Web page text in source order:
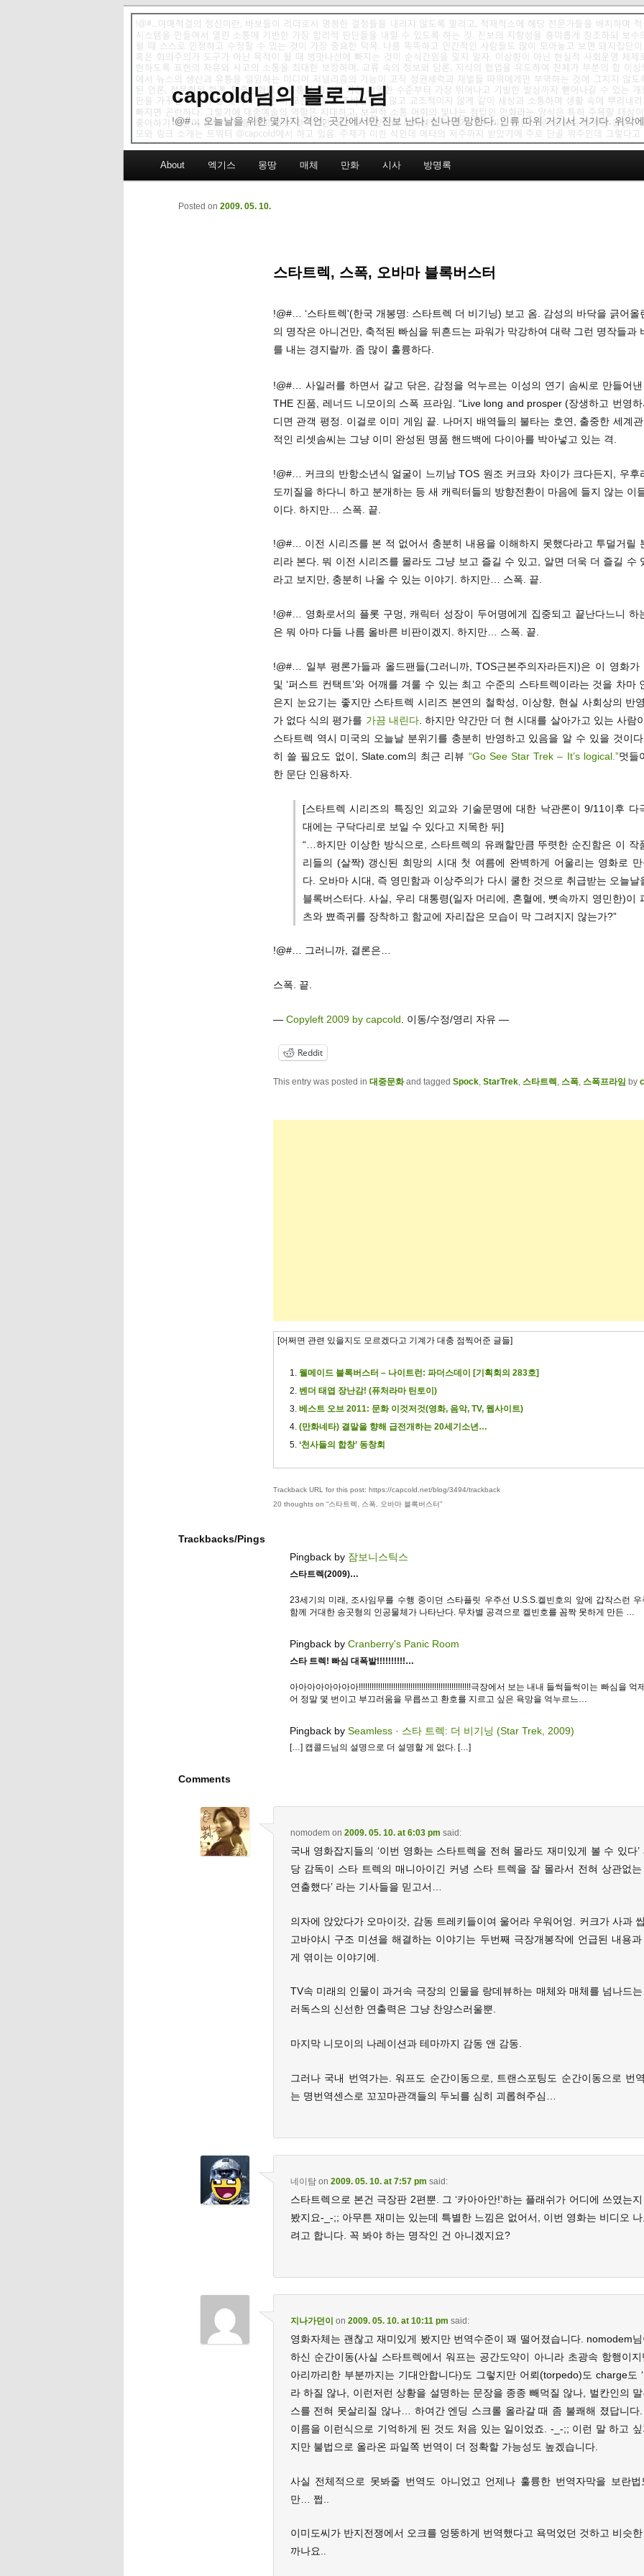
capcold님의 블로그님
!@#… 오늘날을 위한 몇가지 격언: 곳간에서만 진보 난다. 신나면 망한다. 인류 따위 거기서 거기다. 위악
Skip to primary content
Skip to secondary content
About 엑기스 몽땅 매체 만화 시사 방명록
스타트렉, 스폭, 오바마 블록버스터
Posted on 2009. 05. 10.
!@#… ‘스타트렉'(한국 개봉명: 스타트렉 더 비기닝) 보고 옴. 감성의 바닥을 긁어올
의 명작은 아니건만, 축적된 빠심을 뒤흔드는 파워가 막강하여 대략 그런 명작들과
를 내는 경지랄까. 좀 많이 훌륭하다.
!@#… 사일러를 하면서 갈고 닦은, 감정을 억누르는 이성의 연기 솜씨로 만들어낸
THE 진품, 레너드 니모이의 스폭 프라임. “Live long and prosper (장생하고 번영하
디면 관객 평정. 이걸로 이미 게임 끝. 나머지 배역들의 불타는 호연, 출중한 세계
적인 리셋솜씨는 그냥 이미 완성된 명품 핸드백에 다이아를 박아넣고 있는 격.
!@#… 커크의 반항소년식 얼굴이 느끼남 TOS 원조 커크와 차이가 크다든지, 우후
도끼질을 하다니 하고 분개하는 등 새 캐릭터들의 방향전환이 마음에 들지 않는 이
이다. 하지만… 스폭. 끝.
!@#… 이전 시리즈를 본 적 없어서 충분히 내용을 이해하지 못했다라고 투덜거릴
리라 본다. 뭐 이전 시리즈를 몰라도 그냥 보고 즐길 수 있고, 알면 더욱 더 즐길 수
라고 보지만, 충분히 나올 수 있는 이야기. 하지만… 스폭. 끝.
!@#… 영화로서의 플롯 구멍, 캐릭터 성장이 두어명에게 집중되고 끝난다느니 하
은 뭐 아마 다들 나름 올바른 비판이겠지. 하지만… 스폭. 끝.
!@#… 일부 평론가들과 올드팬들(그러니까, TOS근본주의자라든지)은 이 영화가
및 ‘퍼스트 컨택트’와 어깨를 겨룰 수 있는 최고 수준의 스타트렉이라는 것을 차마
은지 눈요기는 좋지만 스타트렉 시리즈 본연의 철학성, 이상향, 현실 사회상의 반
가 없다 식의 평가를 가끔 내린다. 하지만 약간만 더 현 시대를 살아가고 있는 사람
스타트렉 역시 미국의 오늘날 분위기를 충분히 반영하고 있음을 알 수 있을 것이
히 쓸 필요도 없이, Slate.com의 최근 리뷰 “Go See Star Trek – It’s logical.”멋들
한 문단 인용하자.
[스타트렉 시리즈의 특징인 외교와 기술문명에 대한 낙관론이 9/11이후 다
대에는 구닥다리로 보일 수 있다고 지목한 뒤]
“…하지만 이상한 방식으로, 스타트렉의 유쾌할만큼 뚜렷한 순진함은 이 작
리들의 (살짝) 갱신된 희망의 시대 첫 여름에 완벽하게 어울리는 영화로 만
다. 오바마 시대, 즉 영민함과 이상주의가 다시 쿨한 것으로 취급받는 오늘날
블록버스터다. 사실, 우리 대통령(일자 머리에, 혼혈에, 뼛속까지 영민한)이
츠와 뾰족귀를 장착하고 함교에 자리잡은 모습이 막 그려지지 않는가?”
!@#… 그러니까, 결론은…
스폭. 끝.
— Copyleft 2009 by capcold . 이동/수정/영리 자유 —
Reddit
This entry was posted in 대중문화and tagged Spock, StarTrek, 스타트렉 스폭, 스폭프라임 by
[어쩌면 관련 있을지도 모르겠다고 기계가 대충 점찍어준 글들]
웰메이드 블록버스터 – 나이트런: 파더스데이 [기획회의 283호]
벤더 태엽 장난감! (퓨처라마 틴토이)
베스트 오브 2011: 문화 이것저것(영화, 음악, TV, 웹사이트)
(만화네타) 결말을 향해 급전개하는 20세기소년…
‘천사들의 합창’ 동창회
Trackback URL for this post: https://capcold.net/blog/3494/trackback
20 thoughts on “스타트렉, 스폭, 오바마 블록버스터”
Trackbacks/Pings
Pingback by 잠보니스틱스
스타트렉(2009)…
23세기의 미래, 조사임무를 수행 중이던 스타플릿 우주선 U.S.S.켈빈호의 앞에 갑작스런 우
함께 거대한 송곳형의 인공물체가 나타난다. 무차별 공격으로 켈빈호를 꼼짝 못하게 만든 …
Pingback by Cranberry's Panic Room
스타 트렉! 빠심 대폭발!!!!!!!!!!…
아아아아아아아아!!!!!!!!!!!!!!!!!!!!!!!!!!!!!!!!!!!!!!!!!!!!!!!!!!!!극장에서 보는 내내 들썩들썩이는 빠심을 억
어 정말 몇 번이고 부끄러움을 무릅쓰고 환호를 지르고 싶은 욕망을 억누르느…
Pingback by Seamless · 스타 트렉: 더 비기닝 (Star Trek, 2009)
[…] 캡콜드님의 설명으로 더 설명할 게 없다. […]
Comments
nomodemon 2009. 05. 10. at 6:03 pm said:
국내 영화잡지들의 ‘이번 영화는 스타트렉을 전혀 몰라도 재미있게 볼 수 있다’
당 감독이 스타 트렉의 매니아이긴 커녕 스타 트렉을 잘 몰라서 전혀 상관없는
연출했다’ 라는 기사들을 믿고서…
의자에 앉았다가 오마이갓, 감동 트레키들이여 울어라 우워어엉. 커크가 사과
고바야시 구조 미션을 해결하는 이야기는 두번째 극장개봉작에 언급된 내용
게 엮이는 이야기에.
TV속 미래의 인물이 과거속 극장의 인물을 랑데뷰하는 매체와 매체를 넘나드는
러독스의 신선한 연출력은 그냥 찬양스러울뿐.
마지막 니모이의 나레이션과 테마까지 감동 앤 감동.
그러나 국내 번역가는. 워프도 순간이동으로, 트랜스포팅도 순간이동으로 번
는 명번역센스로 꼬꼬마관객들의 두뇌를 심히 괴롭혀주심…
네이탐on 2009. 05. 10. at 7:57 pm said:
스타트렉으로 본건 극장판 2편뿐. 그 ‘카아아안!’하는 플래쉬가 어디에 쓰였는
봤지요-_-;; 아무튼 재미는 있는데 특별한 느낌은 없어서, 이번 영화는 비디오 나
려고 합니다. 꼭 봐야 하는 명작인 건 아니겠지요?
지나가던이 on 2009. 05. 10. at 10:11 pm said:
영화자체는 괜찮고 재미있게 봤지만 번역수준이 꽤 떨어졌습니다. nomodem
하신 순간이동(사실 스타트렉에서 워프는 공간도약이 아니라 초광속 항행이지
아리까리한 부분까지는 기대안합니다)도 그렇지만 어뢰(torpedo)도 charge도 ‘
라 하질 않나, 이런저런 상황을 설명하는 문장을 종종 빼먹질 않나, 벌칸인의
스를 전혀 못살리질 않나… 하여간 엔딩 스크롤 올라갈 때 좀 불쾌해 졌답니다
이름을 이런식으로 기억하게 된 것도 처음 있는 일이었죠. -_-;; 이런 말 하고
지만 불법으로 올라온 파일쪽 번역이 더 정확할 가능성도 높겠습니다.
사실 전체적으로 못봐줄 번역도 아니었고 언제나 훌륭한 번역자막을 보란법
만… 쩝..
이미도씨가 반지전쟁에서 오크를 엉뚱하게 번역했다고 욕먹었던 것하고 비슷한
까나요..